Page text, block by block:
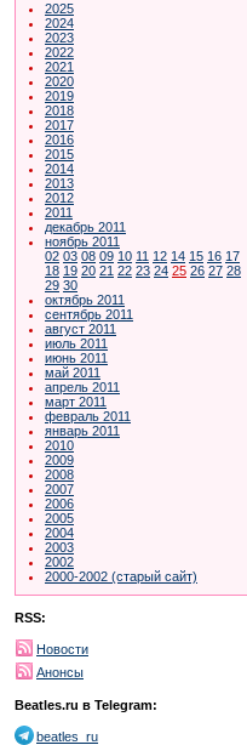
2025
2024
2023
2022
2021
2020
2019
2018
2017
2016
2015
2014
2013
2012
2011
декабрь 2011
ноябрь 2011
02 03 08 09 10 11 12 14 15 16 17
18 19 20 21 22 23 24 25 26 27 28
29 30
октябрь 2011
сентябрь 2011
август 2011
июль 2011
июнь 2011
май 2011
апрель 2011
март 2011
февраль 2011
январь 2011
2010
2009
2008
2007
2006
2005
2004
2003
2002
2000-2002 (старый сайт)
RSS:
Новости
Анонсы
Beatles.ru в Telegram:
beatles_ru